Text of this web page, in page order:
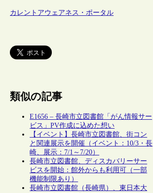
カレントアウェアネス・ポータル
類似の記事
E1656 – 長崎市立図書館「がん情報サー
ビス」PV作成に込めた想い
【イベント】長崎市立図書館、街コン
と関連展示を開催（イベント：10/3・長
崎、展示：7/1～7/20）
長崎市立図書館、ディスカバリーサー
ビスを開始：館外からも利用可（一部
機能制限あり）
長崎市立図書館（長崎県）、東日本大